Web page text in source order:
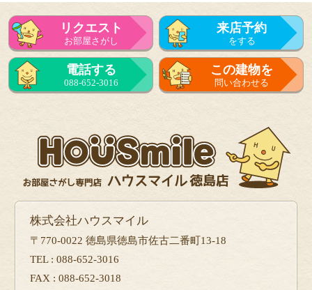
リクエスト
お部屋さがし
来店予約
をする
来店予約
をする
電話する
088-652-3016
この建物を
問い合わせる
株式会社ハウスマイル
〒770-0022 徳島県徳島市佐古二番町13-18
TEL : 088-652-3016
FAX : 088-652-3018